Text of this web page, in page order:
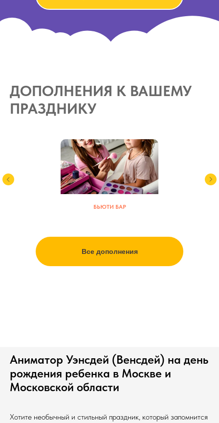
ДОПОЛНЕНИЯ К ВАШЕМУ
ПРАЗДНИКУ
БЬЮТИ БАР
Все дополнения
Аниматор Уэнсдей (Венсдей) на день
рождения ребенка в Москве и
Московской области
Хотите необычный и стильный праздник, который запомнится